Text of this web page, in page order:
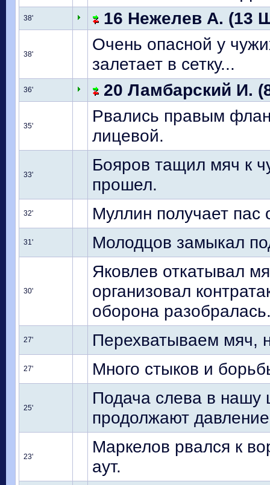
38' 16 Нежелев А. (13
38'
Очень опасной у
залетает в сетку...
36' 20 Ламбарский И.
35'
Рвались правым
лицевой.
33'
Бояров тащил мяч к
прошел.
32' Муллин получает пас
31' Молодцов замыкал
30'
Яковлев откатывал
организовал
оборона
27' Перехватываем мяч,
27' Много стыков и
25'
Подача слева в
продолжают
23'
Маркелов рвался к
аут.